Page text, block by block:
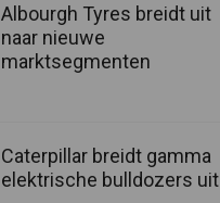
Albourgh Tyres breidt uit
naar nieuwe
marktsegmenten
Caterpillar breidt gamma
elektrische bulldozers uit